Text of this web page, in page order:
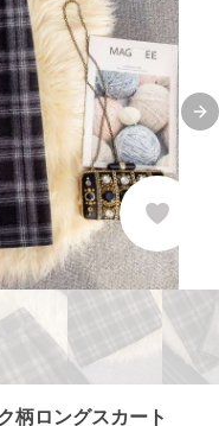
柄ロングスカート